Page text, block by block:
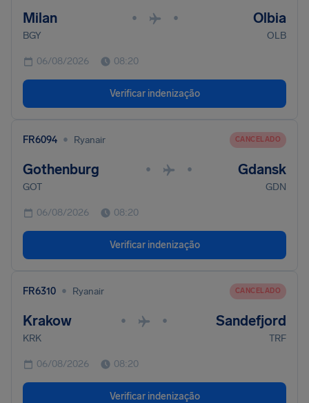
Milan • • Olbia
BGY OLB
06/08/2026 08:20
Verificar indenização
FR6094 • Ryanair CANCELADO
Gothenburg • • Gdansk
GOT GDN
06/08/2026 08:20
Verificar indenização
FR6310 • Ryanair CANCELADO
Krakow • • Sandefjord
KRK TRF
06/08/2026 08:20
Verificar indenização